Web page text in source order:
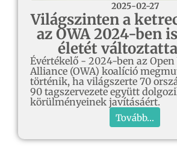
2025-02-27
Világszinten a
az OWA 2024-ben
életét
Évértékelő - 2024-ben az
Alliance (OWA) koalíció
történik, ha világszerte 70
90 tagszervezete együtt
körülményeinek javításáért.
Tovább...